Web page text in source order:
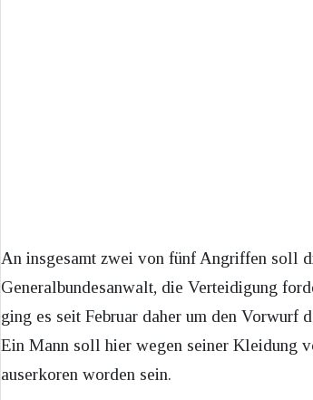
An insgesamt zwei von fünf Angriffen soll
Generalbundesanwalt, die Verteidigung
ging es seit Februar daher um den Vorwurf
Ein Mann soll hier wegen seiner Kleidung
auserkoren worden sein.